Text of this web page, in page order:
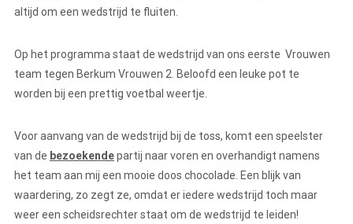
altijd om een wedstrijd te fluiten.
Op het programma staat de wedstrijd van ons eerste Vrouwen
team tegen Berkum Vrouwen 2. Beloofd een leuke pot te
worden bij een prettig voetbal weertje.
Voor aanvang van de wedstrijd bij de toss, komt een speelster
van de bezoekendepartij naar voren en overhandigt namens
het team aan mij een mooie doos chocolade. Een blijk van
waardering, zo zegt ze, omdat er iedere wedstrijd toch maar
weer een scheidsrechter staat om de wedstrijd te leiden!